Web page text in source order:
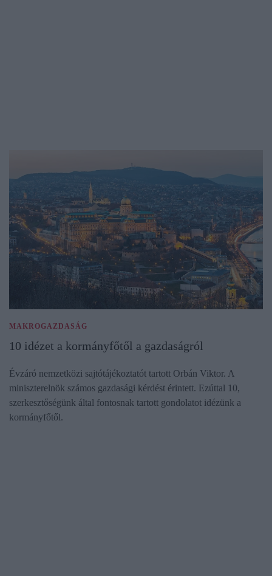
MAKROGAZDASÁG
10 idézet a kormányfőtől a gazdaságról
Évzáró nemzetközi sajtótájékoztatót tartott Orbán Viktor. A
miniszterelnök számos gazdasági kérdést érintett. Ezúttal 10,
szerkesztőségünk által fontosnak tartott gondolatot idézünk a
kormányfőtől.